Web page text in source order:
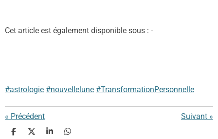
Cet article est également disponible sous : -
#astrologie #nouvellelune #TransformationPersonnelle
« Précédent Suivant »
P
P
P
P